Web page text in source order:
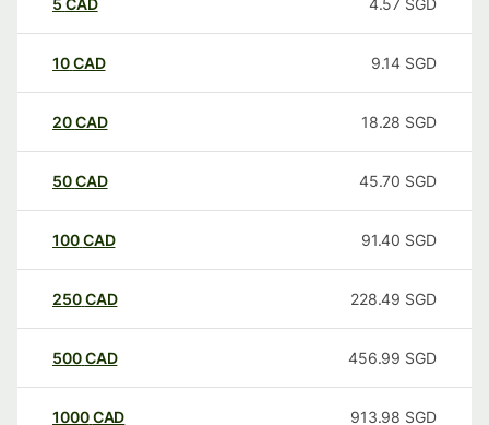
5 CAD 4.57 SGD
10CAD 9.14 SGD
20CAD 18.28 SGD
50CAD 45.70 SGD
100CAD 91.40 SGD
250CAD 228.49 SGD
500CAD 456.99 SGD
1000CAD 913.98 SGD